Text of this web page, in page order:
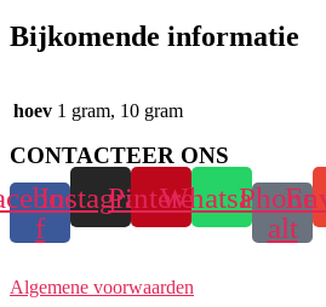
Bijkomende informatie
hoev 1 gram, 10 gram
CONTACTEER ONS
f
InstagramPinterestWhatsappPhone-
alt
Algemene voorwaarden